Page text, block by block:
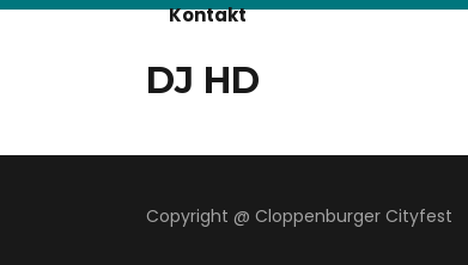
Kontakt
DJ HD
Copyright @ Cloppenburger Cityfest